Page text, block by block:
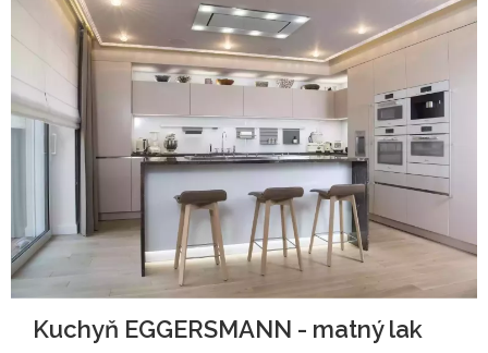
Kuchyň EGGERSMANN - matný lak